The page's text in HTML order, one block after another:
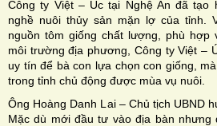
Công ty Việt – Úc tại Nghệ An đã tạo
nghề nuôi thủy sản mặn lợ của tỉnh.
nguồn tôm giống chất lượng, phù hợp
môi trường địa phương, Công ty Việt –
uy tín để bà con lựa chọn con giống,
trong tỉnh chủ động được mùa vụ nuôi.
Ông Hoàng Danh Lai – Chủ tịch UBND
Mặc dù mới đầu tư vào địa bàn nhưng